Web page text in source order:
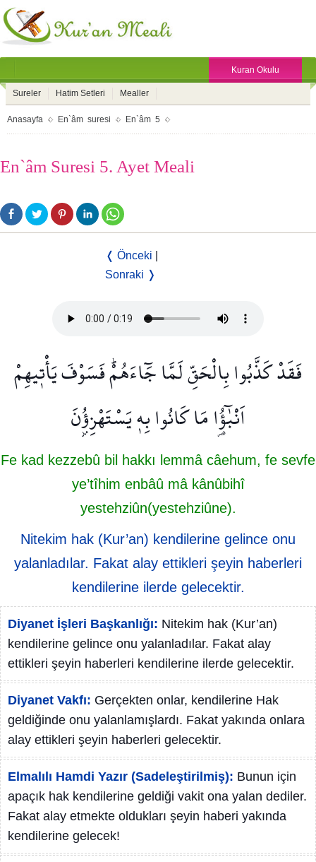
Kuran Okulu
Sureler Hatim Setleri Mealler
Anasayfa En`âm suresi En`âm 5
En`âm Suresi 5. Ayet Meali
❬ Önceki
Sonraki ❭
فَقَدْ كَذَّبُوا بِالْحَقِّ لَمَّا جَٓاءَهُمْۜ فَسَوْفَ يَأْت۪يهِمْ
اَنْبٰٓؤُ۬ا مَا كَانُوا بِه۪ يَسْتَهْزِؤُ۫نَ
Fe kad kezzebû bil hakkı lemmâ câehum, fe sevfe
ye’tîhim enbâû mâ kânûbihî
yestehziûn(yestehziûne).
Nitekim hak (Kur’an) kendilerine gelince onu
yalanladılar. Fakat alay ettikleri şeyin haberleri
kendilerine ilerde gelecektir.
Diyanet İşleri Başkanlığı: Nitekim hak (Kur’an)
kendilerine gelince onu yalanladılar. Fakat alay
ettikleri şeyin haberleri kendilerine ilerde gelecektir.
Diyanet Vakfı: Gerçekten onlar, kendilerine Hak
geldiğinde onu yalanlamışlardı. Fakat yakında onlara
alay ettikleri şeyin haberleri gelecektir.
Elmalılı Hamdi Yazır (Sadeleştirilmiş): Bunun için
apaçık hak kendilerine geldiği vakit ona yalan dediler.
Fakat alay etmekte oldukları şeyin haberi yakında
kendilerine gelecek!